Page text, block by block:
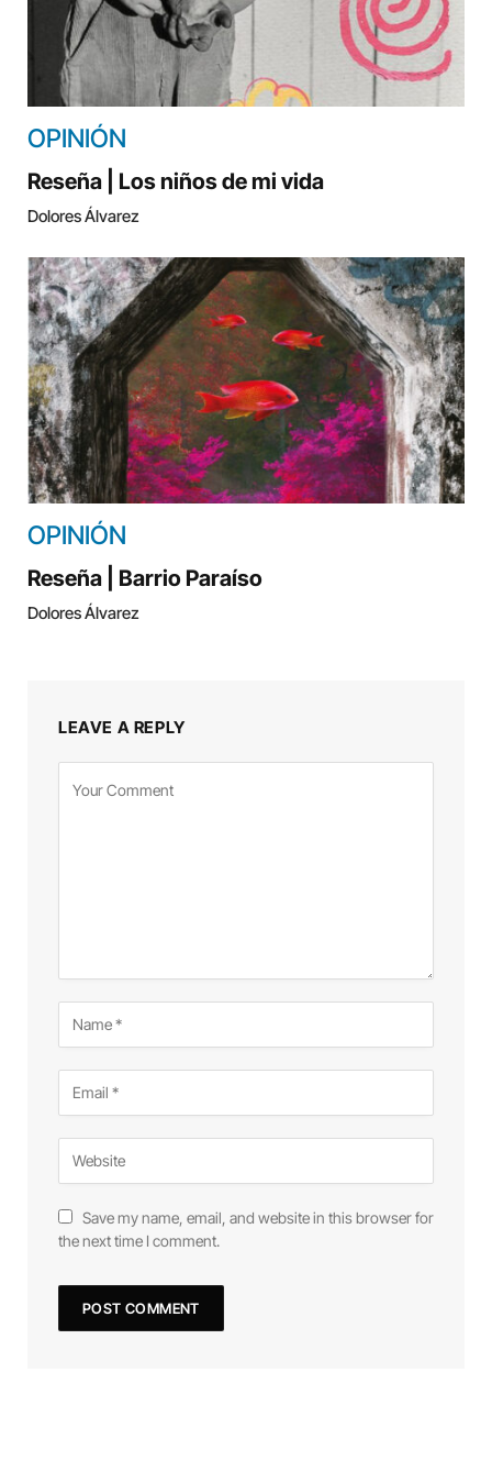
OPINIÓN
Reseña | Los niños de mi vida
Dolores Álvarez
OPINIÓN
Reseña | Barrio Paraíso
Dolores Álvarez
LEAVE A REPLY
Save my name, email, and website in this browser for
the next time I comment.